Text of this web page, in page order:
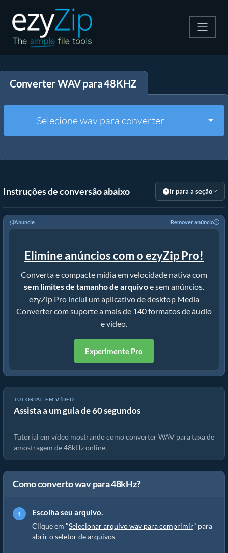
Descompactar
Outras Ferramentas
Converter WAV para 48KHZ
Selecione wav para converter
Instruções de conversão abaixo Ir para a seção
Anuncie Remover anúncio
Elimine anúncios com o ezyZip Pro!
Converta e compacte mídia em velocidade nativa com
sem limites de tamanho de arquivoe sem anúncios.
ezyZip Pro inclui um aplicativo de desktop Media
Converter com suporte a mais de 140 formatos de áudio
e vídeo.
Experimente Pro
TUTORIAL EM VÍDEO
Assista a um guia de 60 segundos
Converter WAV para Taxa de Amostragem de 48kHz (Guia
Simples)
Tutorial em vídeo mostrando como converter WAV para taxa de
amostragem de 48kHz online.
Como converto wav para 48kHz?
Escolha seu arquivo.
Clique em "Selecionar arquivo wav para comprimir" para
abrir o seletor de arquivos